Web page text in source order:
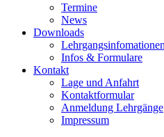
Termine
News
Downloads
Lehrgangsinfomationen
Infos & Formulare
Kontakt
Lage und Anfahrt
Kontaktformular
Anmeldung Lehrgänge
Impressum